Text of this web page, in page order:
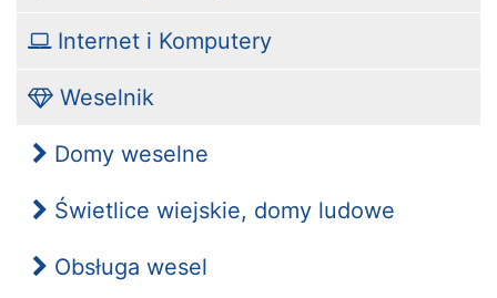
Internet i Komputery
Weselnik
Domy weselne
Świetlice wiejskie, domy ludowe
Obsługa wesel